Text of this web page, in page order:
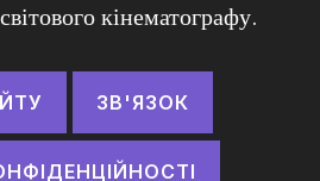
кінематографу.
ЗВ'ЯЗОК